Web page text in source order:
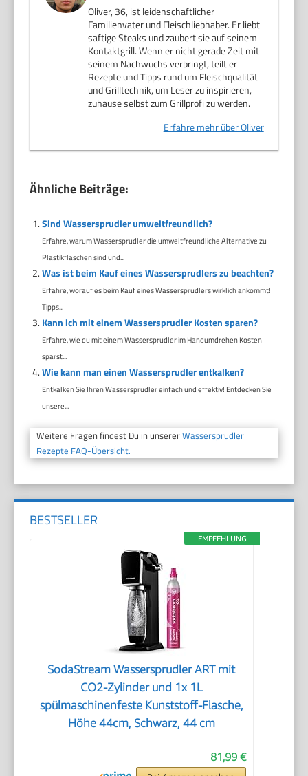
Oliver, 36, ist leidenschaftlicher
Familienvater und Fleischliebhaber. Er liebt
saftige Steaks und zaubert sie auf seinem
Kontaktgrill. Wenn er nicht gerade Zeit mit
seinem Nachwuchs verbringt, teilt er
Rezepte und Tipps rund um Fleischqualität
und Grilltechnik, um Leser zu inspirieren,
zuhause selbst zum Grillprofi zu werden.
Erfahre mehr über Oliver
Ähnliche Beiträge:
Sind Wassersprudler umweltfreundlich?
Erfahre, warum Wassersprudler die umweltfreundliche Alternative zu
Plastikflaschen sind und...
Was ist beim Kauf eines Wassersprudlers zu beachten?
Erfahre, worauf es beim Kauf eines Wassersprudlers wirklich ankommt!
Tipps...
Kann ich mit einem Wassersprudler Kosten sparen?
Erfahre, wie du mit einem Wassersprudler im Handumdrehen Kosten
sparst...
Wie kann man einen Wassersprudler entkalken?
Entkalken Sie Ihren Wassersprudler einfach und effektiv! Entdecken Sie
unsere...
Weitere Fragen findest Du in unsererWassersprudler
Rezepte FAQ-Übersicht.
BESTSELLER
EMPFEHLUNG
SodaStream Wassersprudler ART mit
CO2-Zylinder und 1x 1L
spülmaschinenfeste Kunststoff-Flasche,
Höhe 44cm, Schwarz, 44 cm
81,99 €